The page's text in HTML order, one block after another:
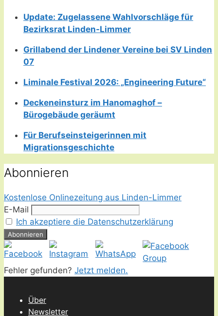
Update: Zugelassene Wahlvorschläge für
Bezirksrat Linden-Limmer
Grillabend der Lindener Vereine bei SV Linden
07
Liminale Festival 2026: „Engineering Future“
Deckeneinsturz im Hanomaghof –
Bürogebäude geräumt
Für Berufseinsteigerinnen mit
Migrationsgeschichte
Abonnieren
Kostenlose Onlinezeitung aus Linden-Limmer
E-Mail
Ich akzeptiere die Datenschutzerklärung
Fehler gefunden? Jetzt melden.
Über
Newsletter